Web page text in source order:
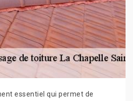
essentiel qui permet de